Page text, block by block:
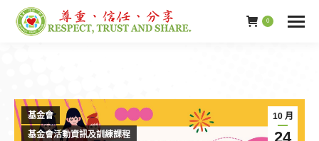
0
10 月
24
基金會
基金會活動資訊及訓練課程